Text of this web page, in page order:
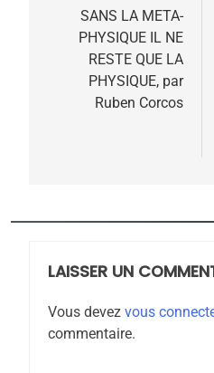
l’article
SANS LA META-
PHYSIQUE IL NE
RESTE QUE LA
PHYSIQUE, par
Ruben Corcos
LAISSER UN
Vous devez vous
commentaire.
FIÈRE,
MA
ISRAÉL
JUDAISME
8